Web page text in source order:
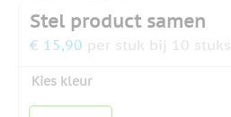
Stel product samen
€ 15,90 per stuk bij 10 stuks
Kies kleur